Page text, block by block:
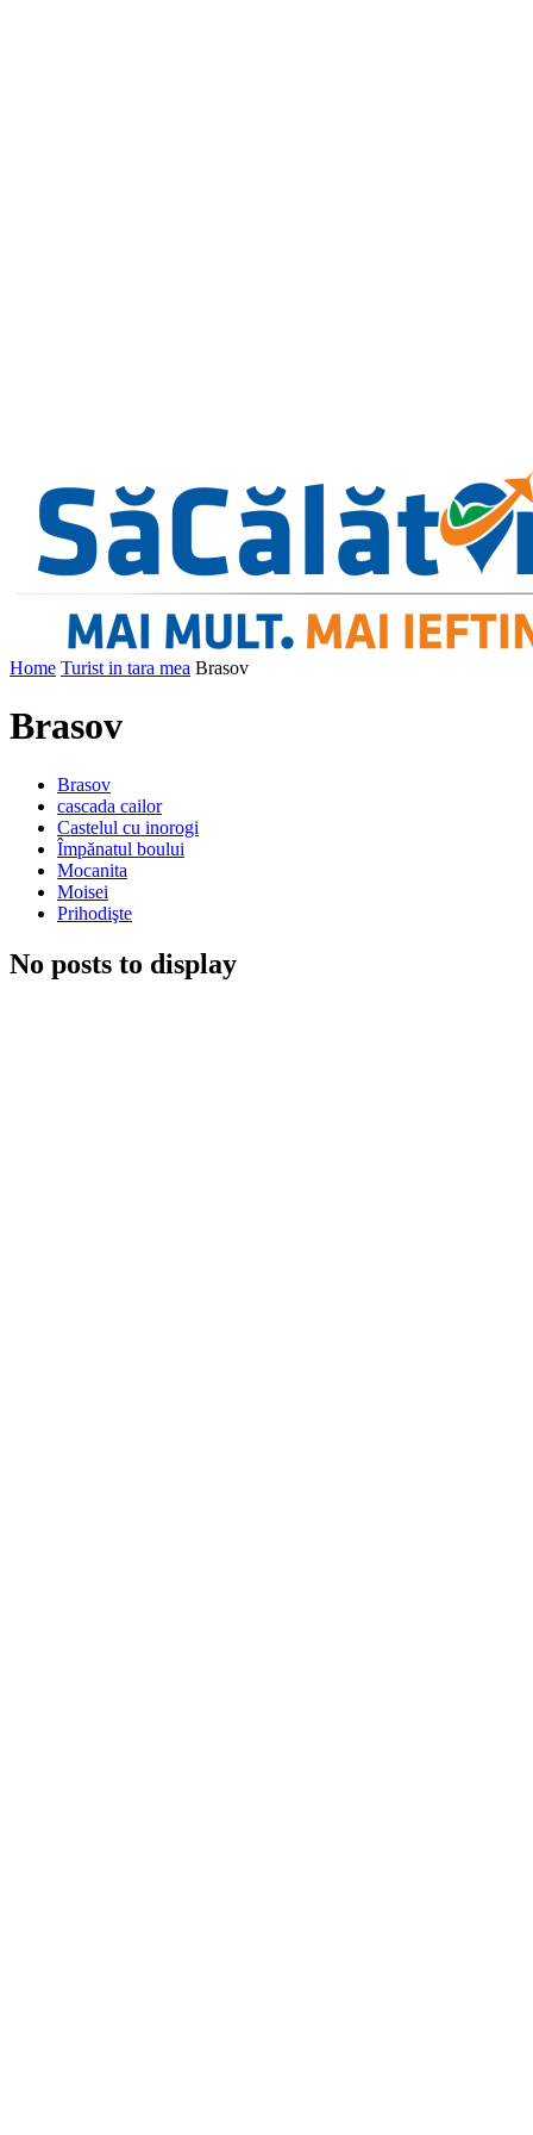
Home Turist in tara mea Brasov
Brasov
Brasov
cascada cailor
Castelul cu inorogi
Împănatul boului
Mocanita
Moisei
Prihodişte
No posts to display